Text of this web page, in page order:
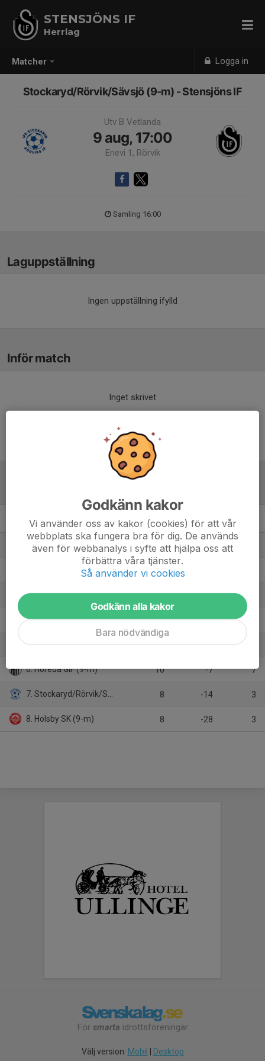
Matcher Logga in
STENSJÖNS IF
Herrlag
Stockaryd/Rörvik/Sävsjö (9-m) - Stensjöns IF
Utv B Vetlanda
9 aug, 17:00
Enevi 1, Rörvik
Samling 16:00
Laguppställning
Ingen uppställning ifylld
Inför match
Inget skrivet
Utv B Vetlanda M +/-
1. Stensjöns IF (9-m) 8 26
2. Ekenässjöns IF 8
3. Örjansklubben/Ramkvilla IF (9-m) 9 5
4. Myresjö IF/Österkorsberga IF 8 4
6. Höreda GIF (9-m) 10 -7 7
7. Stockaryd/Rörvik/Sävsjö (9-m) 8 -14 3
8. Holsby SK (9-m) 8 -28 3
För smarta idrottsföreningar
Välj version: Mobil Desktop
Godkänn kakor
Vi använder oss av kakor (cookies) för att vår
webbplats ska fungera bra för dig. De används
även för webbanalys i syfte att hjälpa oss att
förbättra våra tjänster.
Så använder vi cookies
Godkänn alla kakor
Bara nödvändiga